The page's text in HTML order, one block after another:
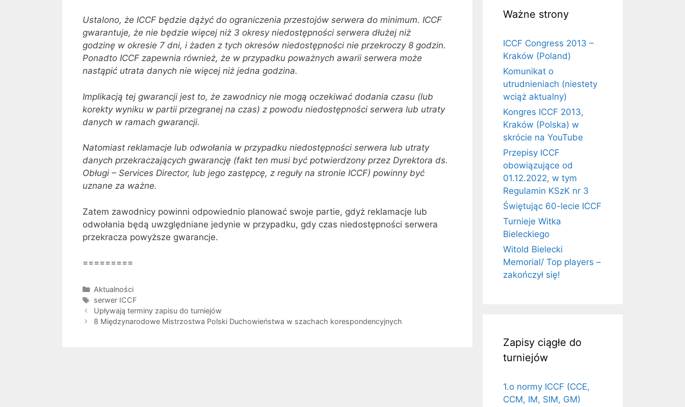
Ustalono, że ICCF będzie dążyć do ograniczenia przestojów serwera do minimum. ICCF
gwarantuje, że nie będzie więcej niż 3 okresy niedostępności serwera dłużej niż
godzinę w okresie 7 dni, i żaden z tych okresów niedostępności nie przekroczy 8 godzin.
Ponadto ICCF zapewnia również, że w przypadku poważnych awarii serwera może
nastąpić utrata danych nie więcej niż jedna godzina.
Implikacją tej gwarancji jest to, że zawodnicy nie mogą oczekiwać dodania czasu (lub
korekty wyniku w partii przegranej na czas) z powodu niedostępności serwera lub utraty
danych w ramach gwarancji.
Natomiast reklamacje lub odwołania w przypadku niedostępności serwera lub utraty
danych przekraczających gwarancję (fakt ten musi być potwierdzony przez Dyrektora ds.
Obługi – Services Director, lub jego zastępcę, z reguły na stronie ICCF) powinny być
uznane za ważne.
Zatem zawodnicy powinni odpowiednio planować swoje partie, gdyż reklamacje lub
odwołania będą uwzględniane jedynie w przypadku, gdy czas niedostępności serwera
przekracza powyższe gwarancje.
=========
Kategorie
Aktualności
Tagi
serwer ICCF
Upływają terminy zapisu do turniejów
8 Międzynarodowe Mistrzostwa Polski Duchowieństwa w szachach korespondencyjnych
Ważne strony
ICCF Congress 2013 –
Kraków (Poland)
Komunikat o
utrudnieniach (niestety
wciąż aktualny)
Kongres ICCF 2013,
Kraków (Polska) w
skrócie na YouTube
Przepisy ICCF
obowiązujące od
01.12.2022, w tym
Regulamin KSzK nr 3
Świętując 60-lecie ICCF
Turnieje Witka
Bieleckiego
Witold Bielecki
Memorial/ Top players –
zakończył się!
Zapisy ciągłe do
turniejów
1.o normy ICCF (CCE,
CCM, IM, SIM, GM)